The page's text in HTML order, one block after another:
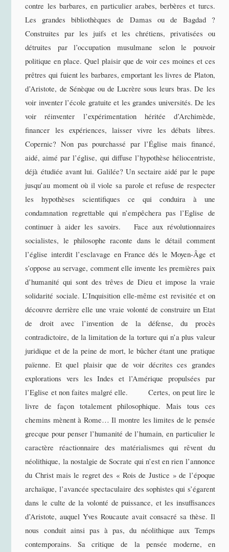
contre les barbares, en particulier arabes, berbères et turcs.
Les grandes bibliothèques de Damas ou de Bagdad ?
Construites par les juifs et les chrétiens, privatisées ou
détruites par l’occupation musulmane selon le pouvoir
politique en place. Quel plaisir que de voir ces moines et ces
prêtres qui fuient les barbares, emportant les livres de Platon,
d’Aristote, de Sénèque ou de Lucrère sous leurs bras. De les
voir inventer l’école gratuite et les grandes universités. De les
voir réinventer l’expérimentation héritée d’Archimède,
financer les expériences, laisser vivre les débats libres.
Copernic? Non pas pourchassé par l’Église mais financé,
aidé, aimé par l’église, qui diffuse l’hypothèse héliocentriste,
déjà étudiée avant lui. Galilée? Un sectaire aidé par le pape
jusqu’au moment où il viole sa parole et refuse de respecter
les hypothèses scientifiques ce qui conduira à une
condamnation regrettable qui n’empêchera pas l’Eglise de
continuer à aider les savoirs. Face aux révolutionnaires
socialistes, le philosophe raconte dans le détail comment
l’église interdit l’esclavage en France dés le Moyen-Âge et
s’oppose au servage, comment elle invente les premières paix
d’humanité qui sont des trêves de Dieu et impose la vraie
solidarité sociale. L’Inquisition elle-même est revisitée et on
découvre derrière elle une vraie volonté de construire un Etat
de droit avec l’invention de la défense, du procès
contradictoire, de la limitation de la torture qui n’a plus valeur
juridique et de la peine de mort, le bûcher étant une pratique
païenne. Et quel plaisir que de voir décrites ces grandes
explorations vers les Indes et l’Amérique propulsées par
l’Eglise et non faites malgré elle. Certes, on peut lire le
livre de façon totalement philosophique. Mais tous ces
chemins mènent à Rome… Il montre les limites de le pensée
grecque pour penser l’humanité de l’humain, en particulier le
caractère réactionnaire des matérialismes qui rêvent du
néolithique, la nostalgie de Socrate qui n’est en rien l’annonce
du Christ mais le regret des « Rois de Justice » de l’époque
archaïque, l’avancée spectaculaire des sophistes qui s’égarent
dans le culte de la volonté de puissance, et les insuffisances
d’Aristote, auquel Yves Roucaute avait consacré sa thèse. Il
nous conduit ainsi pas à pas, du néolithique aux Temps
contemporains. Sa critique de la pensée moderne, en